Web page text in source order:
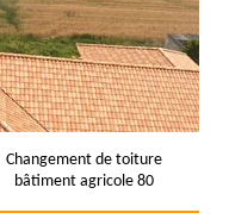
Changement de toiture
bâtiment agricole 80